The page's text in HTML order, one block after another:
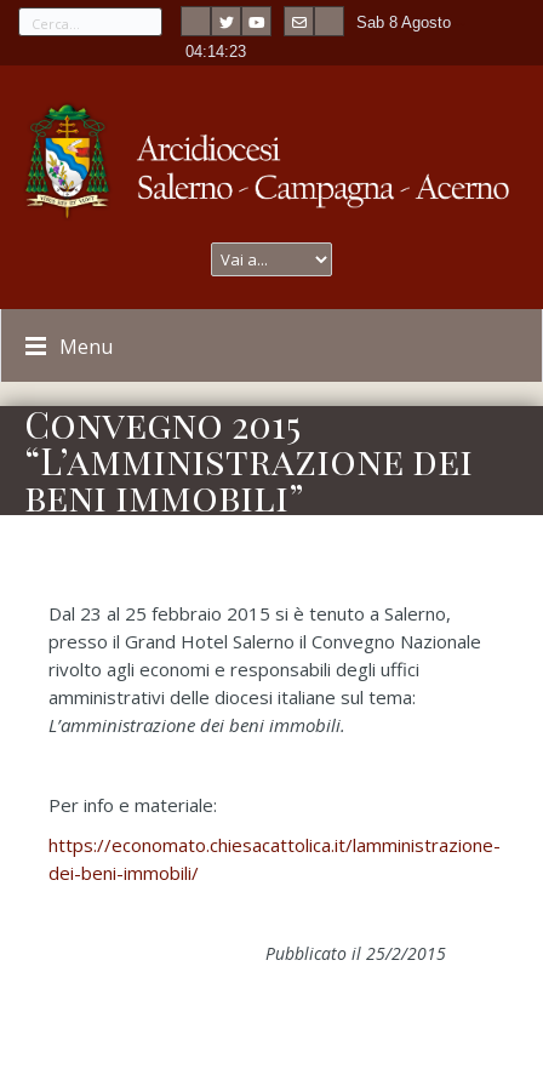
Sab 8 Agosto
-04:14:23
Menu
Convegno 2015
“L’amministrazione dei
beni immobili”
Dal 23 al 25 febbraio 2015 si è tenuto a Salerno,
presso il Grand Hotel Salerno il Convegno Nazionale
rivolto agli economi e responsabili degli uffici
amministrativi delle diocesi italiane sul tema:
L’amministrazione dei beni immobili.
Per info e materiale:
https://economato.chiesacattolica.it/lamministrazione-
dei-beni-immobili/
Pubblicato il 25/2/2015